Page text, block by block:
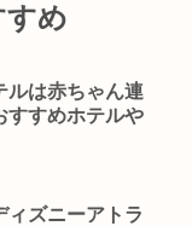
すめ
ルは赤ちゃん連
すすめホテルや
ィズニーアトラ